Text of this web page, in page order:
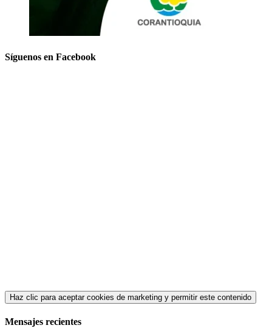
Síguenos en Facebook
Haz clic para aceptar cookies de marketing y permitir este contenido
Mensajes recientes